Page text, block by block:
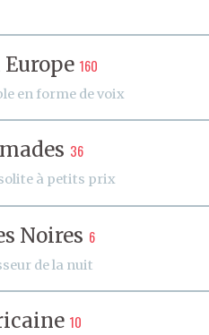
160
en forme de voix
36
à petits prix
Noires 6
de la nuit
10